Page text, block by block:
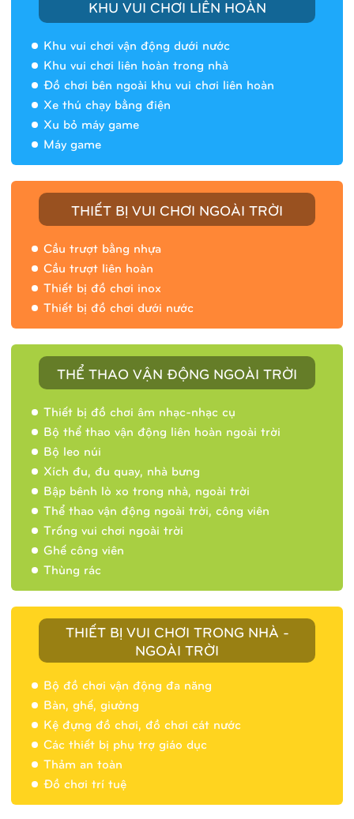
KHU VUI CHƠI LIÊN HOÀN
Khu vui chơi vận động dưới nước
Khu vui chơi liên hoàn trong nhà
Đồ chơi bên ngoài khu vui chơi liên hoàn
Xe thú chạy bằng điện
Xu bỏ máy game
Máy game
THIẾT BỊ VUI CHƠI NGOÀI TRỜI
Cầu trượt bằng nhựa
Cầu trượt liên hoàn
Thiết bị đồ chơi inox
Thiết bị đồ chơi dưới nước
THỂ THAO VẬN ĐỘNG NGOÀI TRỜI
Thiết bị đồ chơi âm nhạc-nhạc cụ
Bộ thể thao vận động liên hoàn ngoài trời
Bộ leo núi
Xích đu, đu quay, nhà bưng
Bập bênh lò xo trong nhà, ngoài trời
Thể thao vận động ngoài trời, công viên
Trống vui chơi ngoài trời
Ghế công viên
Thùng rác
THIẾT BỊ VUI CHƠI TRONG NHÀ -
NGOÀI TRỜI
Bộ đồ chơi vận động đa năng
Bàn, ghế, giường
Kệ đựng đồ chơi, đồ chơi cát nước
Các thiết bị phụ trợ giáo dục
Thảm an toàn
Đồ chơi trí tuệ
Nhà banh 9H5404